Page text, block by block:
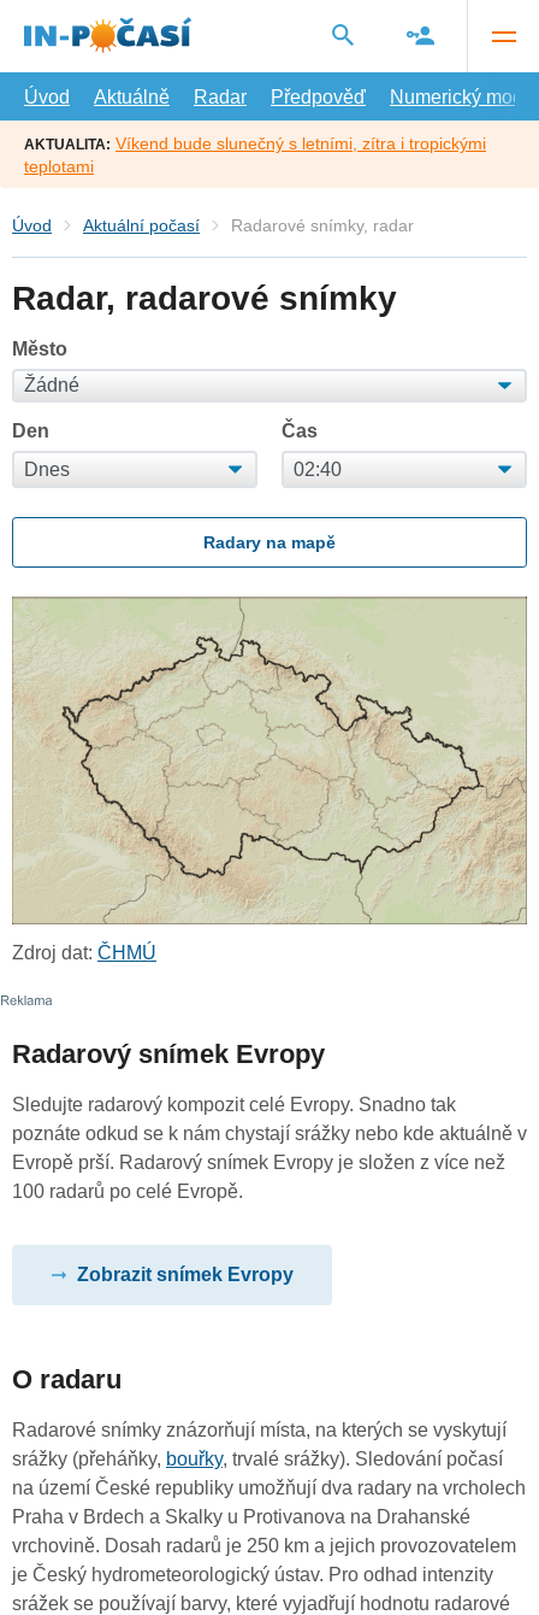
hlavní
Úvod
Aktuálně Radar Předpověď Numerický model
AKTUALITA: Víkend bude slunečný s letními, zítra i tropickými
teplotami
Úvod Aktuální počasí Radarové snímky, radar
Radar, radarové snímky
Město
Den Čas
Radary na mapě
Zdroj dat: ČHMÚ
Radarový snímek Evropy
Sledujte radarový kompozit celé Evropy. Snadno tak
poznáte odkud se k nám chystají srážky nebo kde aktuálně v
Evropě prší. Radarový snímek Evropy je složen z více než
100 radarů po celé Evropě.
Zobrazit snímek Evropy
O radaru
Radarové snímky znázorňují místa, na kterých se vyskytují
srážky (přeháňky, bouřky, trvalé srážky). Sledování počasí
na území České republiky umožňují dva radary na vrcholech
Praha v Brdech a Skalky u Protivanova na Drahanské
vrchovině. Dosah radarů je 250 km a jejich provozovatelem
je Český hydrometeorologický ústav. Pro odhad intenzity
srážek se používají barvy, které vyjadřují hodnotu radarové